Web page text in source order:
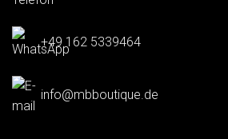
+49 162 5339464
info@mbboutique.de